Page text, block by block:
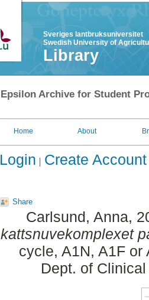
Sveriges lantbruksuniversitet
Swedish University of
Library
Epsilon Archive for Student
Home About
Login Create Account
Share
Carlsund, Anna,
kattsnuvekomplexet
cycle, A1N, A1F or
Dept. of